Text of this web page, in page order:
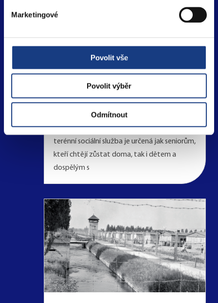
Marketingové
Povolit vše
Povolit výběr
Odmítnout
asistence organizace
27. července 2026
Žít doma, jít do práce nebo se sejít s přáteli
je pro většinu společnosti samozřejmostí.
Pro lidi se zdravotním postižením nebo
seniory se sníženou soběstačností se z této
samozřejmosti stává každodenní výzva.
Výzva, kterou řeší osobní asistence. Tato
terénní sociální služba je určená jak seniorům,
kteří chtějí zůstat doma, tak i dětem a
dospělým s